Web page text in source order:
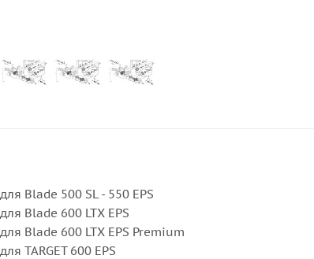
Blade 500 SL - 550 EPS
Blade 600 LTX EPS
Blade 600 LTX EPS Premium
TARGET 600 EPS